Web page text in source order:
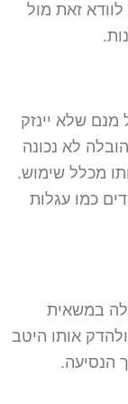
זאת מול
מנם שלא יינזק
לא נכונה
מכלל שימוש.
כמו עגלות
במשאית
אותו היטב
הנסיעה.